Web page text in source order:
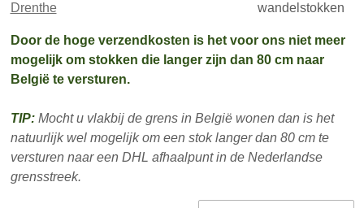
Drenthe
wandelstokken
Door de hoge verzendkosten is het voor ons niet meer
mogelijk om stokken die langer zijn dan 80 cm naar
België te versturen.
TIP:Mocht u vlakbij de grens in België wonen dan is het
natuurlijk wel mogelijk om een stok langer dan 80 cm te
versturen naar een DHL afhaalpunt in de Nederlandse
grensstreek.